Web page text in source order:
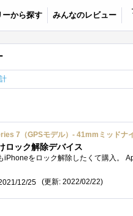
ーから探す みんなのレビュー
7（GPSモデル）- 41mmミッドナ
ロック解除デバイス
12/25 (更新: 2022/02/22)